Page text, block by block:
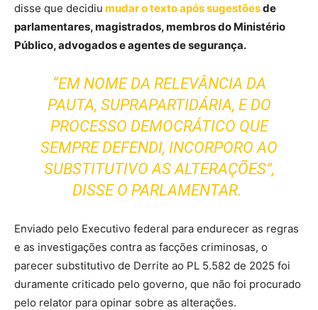
disse que decidiu mudar o texto após sugestõesde
parlamentares, magistrados, membros do Ministério
Público, advogados e agentes de segurança.
“EM NOME DA RELEVÂNCIA DA
PAUTA, SUPRAPARTIDÁRIA, E DO
PROCESSO DEMOCRÁTICO QUE
SEMPRE DEFENDI, INCORPORO AO
SUBSTITUTIVO AS ALTERAÇÕES”,
DISSE O PARLAMENTAR.
Enviado pelo Executivo federal para endurecer as regras
e as investigações contra as facções criminosas, o
parecer substitutivo de Derrite ao PL 5.582 de 2025 foi
duramente criticado pelo governo, que não foi procurado
pelo relator para opinar sobre as alterações.